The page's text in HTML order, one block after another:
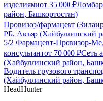
изделиямиот 35 000 ₽
район, Башкортостан)
Провизор/фармацевт
РБ, Акъяр (Хайбуллинский
5/2 Фармацевт-Провизор-
консультантот 70 000 ₽Сеть
(Хайбуллинский район,
Водитель грузового
(Хайбуллинский район,
HeadHunter